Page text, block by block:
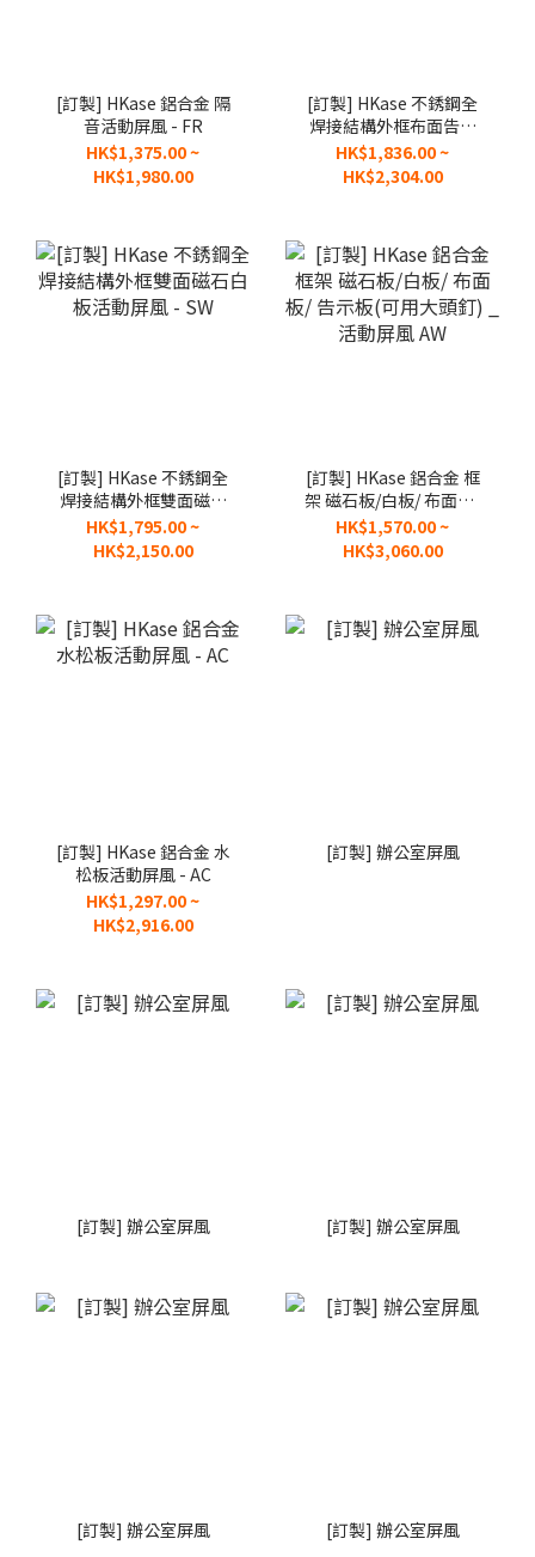
[訂製] HKase 鋁合金 隔
音活動屏風 - FR
HK$1,375.00 ~
HK$1,980.00
[訂製] HKase 不銹鋼全
焊接結構外框布面告示
板活動屏風(可用大頭
釘) - SF
HK$1,836.00 ~
HK$2,304.00
[訂製] HKase 不銹鋼全
焊接結構外框雙面磁石
白板活動屏風 - SW
HK$1,795.00 ~
HK$2,150.00
[訂製] HKase 鋁合金 框
架 磁石板/白板/ 布面板/
告示板(可用大頭釘) _活
動屏風 AW
HK$1,570.00 ~
HK$3,060.00
[訂製] HKase 鋁合金 水
松板活動屏風 - AC
HK$1,297.00 ~
HK$2,916.00
[訂製] 辦公室屏風
[訂製] 辦公室屏風 [訂製] 辦公室屏風
[訂製] 辦公室屏風 [訂製] 辦公室屏風